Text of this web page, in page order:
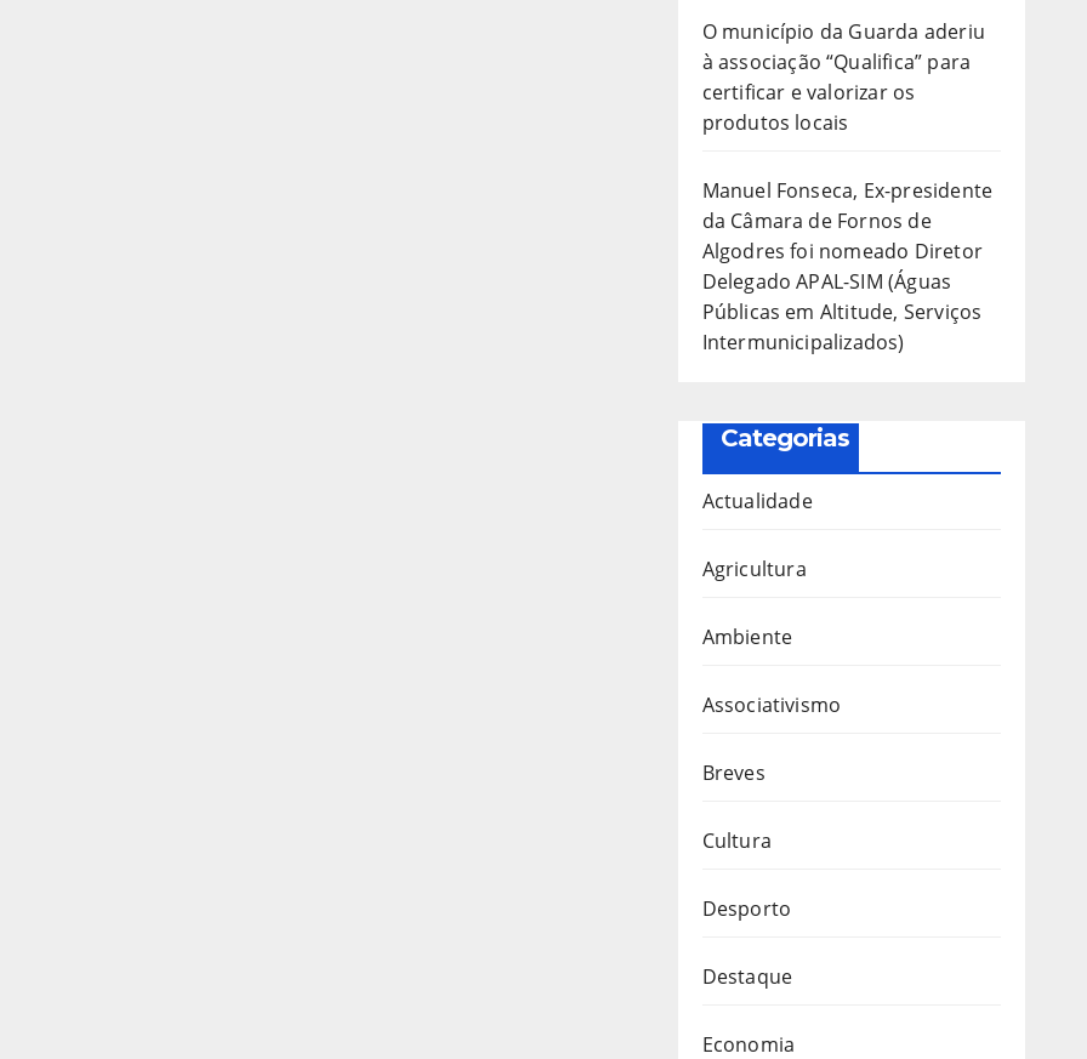
O município da Guarda aderiu
à associação “Qualifica” para
certificar e valorizar os
produtos locais
Manuel Fonseca, Ex-presidente
da Câmara de Fornos de
Algodres foi nomeado Diretor
Delegado APAL-SIM (Águas
Públicas em Altitude, Serviços
Intermunicipalizados)
Categorias
Actualidade
Agricultura
Ambiente
Associativismo
Breves
Cultura
Desporto
Destaque
Economia